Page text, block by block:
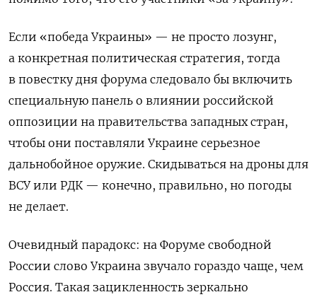
Если «победа Украины» — не просто лозунг,
а конкретная политическая стратегия, тогда
в повестку дня форума следовало бы включить
специальную панель о влиянии российской
оппозиции на правительства западных стран,
чтобы они поставляли Украине серьезное
дальнобойное оружие. Скидываться на дроны для
ВСУ или РДК — конечно, правильно, но погоды
не делает.
Очевидный парадокс: на Форуме свободной
России слово Украина звучало гораздо чаще, чем
Россия. Такая зацикленность зеркально